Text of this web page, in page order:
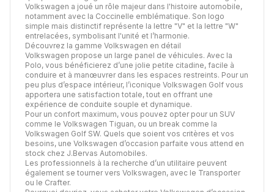
Volkswagen a joué un rôle majeur dans l'histoire automobile,
notamment avec la Coccinelle emblématique. Son logo
simple mais distinctif représente la lettre "V" et la lettre "W"
entrelacées, symbolisant l'unité et l’harmonie.
Découvrez la gamme Volkswagen en détail
Volkswagen propose un large panel de véhicules. Avec la
Polo, vous bénéficierez d’une jolie petite citadine, facile à
conduire et à manœuvrer dans les espaces restreints. Pour un
peu plus d’espace intérieur, l’iconique Volkswagen Golf vous
apportera une satisfaction totale, tout en offrant une
expérience de conduite souple et dynamique.
Pour un confort maximum, vous pouvez opter pour un SUV
comme le Volkswagen Tiguan, ou un break comme la
Volkswagen Golf SW. Quels que soient vos critères et vos
besoins, une Volkswagen d’occasion parfaite vous attend en
stock chez J.Bervas Automobiles.
Les professionnels à la recherche d’un utilitaire peuvent
également se tourner vers Volkswagen, avec le Transporter
ou le Crafter.